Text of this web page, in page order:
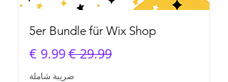
5er Bundle für Wix Shop
سعر عاديسعر البيع
ضريبة شاملة